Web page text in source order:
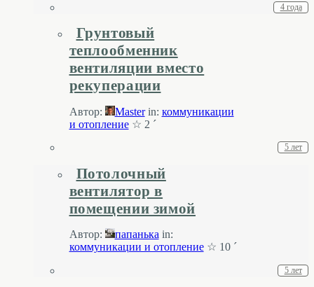
4 года
Грунтовый
теплообменник
вентиляции вместо
рекуперации
Автор: Master in: коммуникации
и отопление☆ 2 ´
5 лет
Потолочный
вентилятор в
помещении зимой
Автор: папанькa in:
коммуникации и отопление☆ 10 ´
5 лет